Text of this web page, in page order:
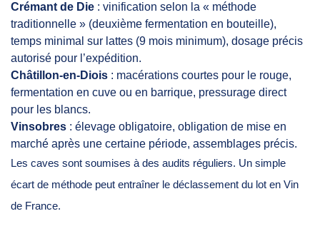
Crémant de Die : vinification selon la « méthode
traditionnelle » (deuxième fermentation en bouteille),
temps minimal sur lattes (9 mois minimum), dosage précis
autorisé pour l’expédition.
Châtillon-en-Diois : macérations courtes pour le rouge,
fermentation en cuve ou en barrique, pressurage direct
pour les blancs.
Vinsobres : élevage obligatoire, obligation de mise en
marché après une certaine période, assemblages précis.
Les caves sont soumises à des audits réguliers. Un simple
écart de méthode peut entraîner le déclassement du lot en Vin
de France.